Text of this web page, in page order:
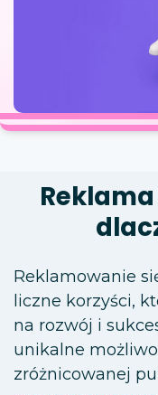
Reklamowanie
liczne korzyści,
na rozwój i
unikalne
zróżnicowanej